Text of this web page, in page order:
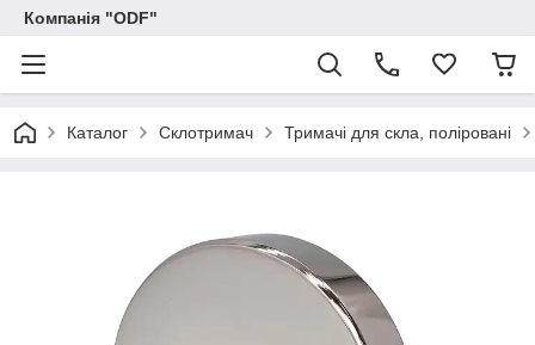
Компанія "ODF"
Каталог Склотримач Тримачі для скла, поліровані